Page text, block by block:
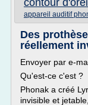
contour
appareil auditif
Des
réellement
Envoyer par e-
Qu'est-ce c'est ?
Phonak a créé
invisible et